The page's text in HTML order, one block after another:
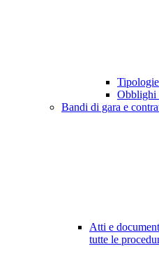
Obblighi
Bandi di gara e
Atti e
tutte le